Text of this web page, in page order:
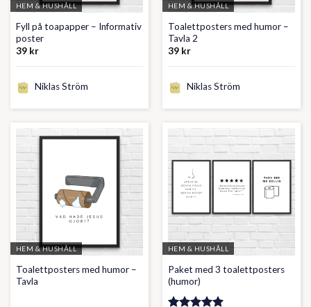
HEM & HUSHÅLL
Fyll på toapapper – Informativ
poster
39 kr
Niklas Ström
HEM & HUSHÅLL
Toalettposters med humor –
Tavla 2
39 kr
Niklas Ström
HEM & HUSHÅLL
Toalettposters med humor –
Tavla
HEM & HUSHÅLL
Paket med 3 toalettposters
(humor)